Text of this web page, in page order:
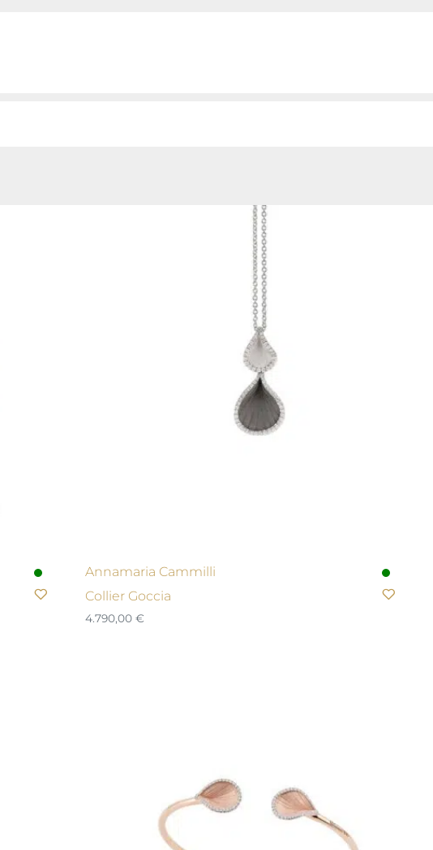
Annamaria Cammilli
Collier Goccia
4.790,00€